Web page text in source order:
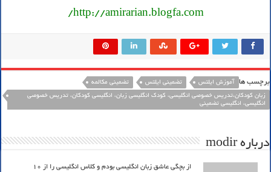
http://amirarian.blogfa.com/
برچسب ها آموزش ایلتس تضمینی ایلتس
تضمینی مکالمه
زبان کودکان،تدریس خصوصی انگلیسی، کودک انگلیسی زبان، انگلیسی کودکان، تدریس خصوصی
انگلیسی، انگلیسی تضمینی
درباره modir
از بچگی عاشق زبان انگلیسی بودم و کلاس انگلیسی را از 10